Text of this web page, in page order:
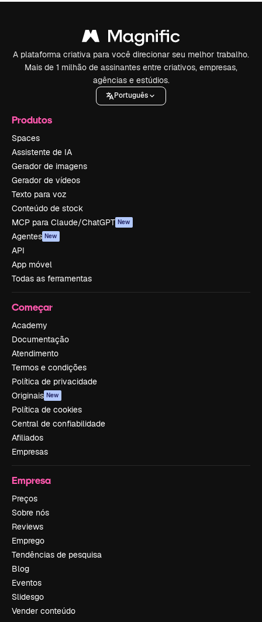
A plataforma criativa para você direcionar seu melhor trabalho.
Mais de 1 milhão de assinantes entre criativos, empresas,
agências e estúdios.
Português
Produtos
Spaces
Assistente de IA
Gerador de imagens
Gerador de vídeos
Texto para voz
Conteúdo de stock
MCP para Claude/ChatGPT New
Agentes New
API
App móvel
Todas as ferramentas
Começar
Academy
Documentação
Atendimento
Termos e condições
Política de privacidade
Originais New
Política de cookies
Central de confiabilidade
Afiliados
Empresas
Empresa
Preços
Sobre nós
Reviews
Emprego
Tendências de pesquisa
Blog
Eventos
Slidesgo
Vender conteúdo